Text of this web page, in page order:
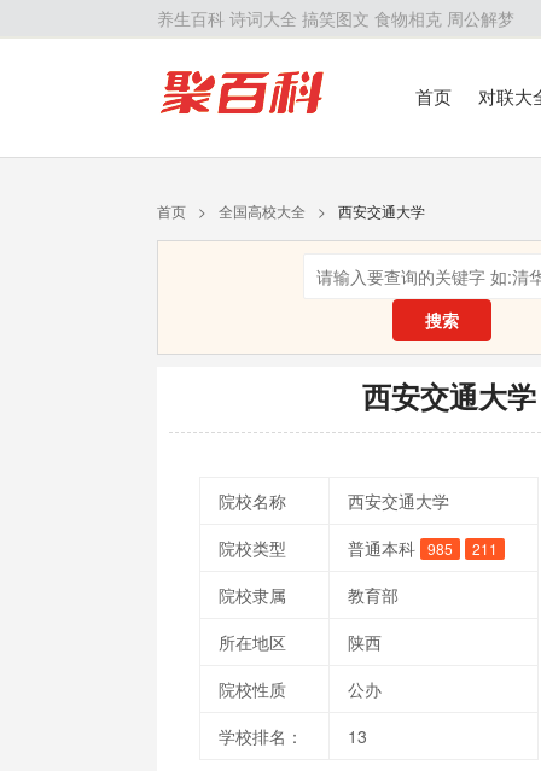
养生百科 诗词大全 搞笑图文 食物相克 周公解梦
首页
对联大
首页 > 全国高校大全 > 西安交通大学
搜索
西安交通大学
院校名称
西安交通大学
院校类型
普通本科 985 211
院校隶属
教育部
所在地区
陕西
院校性质
公办
学校排名：
13